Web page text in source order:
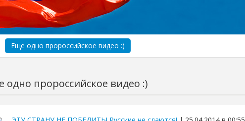
Еще одно пророссийское видео :)
одно пророссийское видео :)